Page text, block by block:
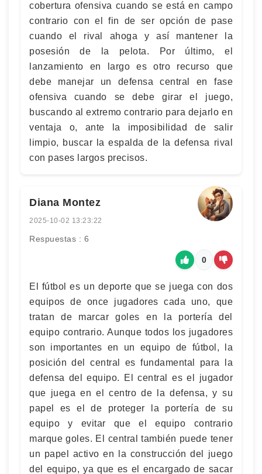
cobertura ofensiva cuando se está en campo
contrario con el fin de ser opción de pase
cuando el rival ahoga y así mantener la
posesión de la pelota. Por último, el
lanzamiento en largo es otro recurso que
debe manejar un defensa central en fase
ofensiva cuando se debe girar el juego,
buscando al extremo contrario para dejarlo en
ventaja o, ante la imposibilidad de salir
limpio, buscar la espalda de la defensa rival
con pases largos precisos.
Diana Montez
2025-10-02 13:23:22
Respuestas : 6
0
El fútbol es un deporte que se juega con dos
equipos de once jugadores cada uno, que
tratan de marcar goles en la portería del
equipo contrario. Aunque todos los jugadores
son importantes en un equipo de fútbol, la
posición del central es fundamental para la
defensa del equipo. El central es el jugador
que juega en el centro de la defensa, y su
papel es el de proteger la portería de su
equipo y evitar que el equipo contrario
marque goles. El central también puede tener
un papel activo en la construcción del juego
del equipo, ya que es el encargado de sacar